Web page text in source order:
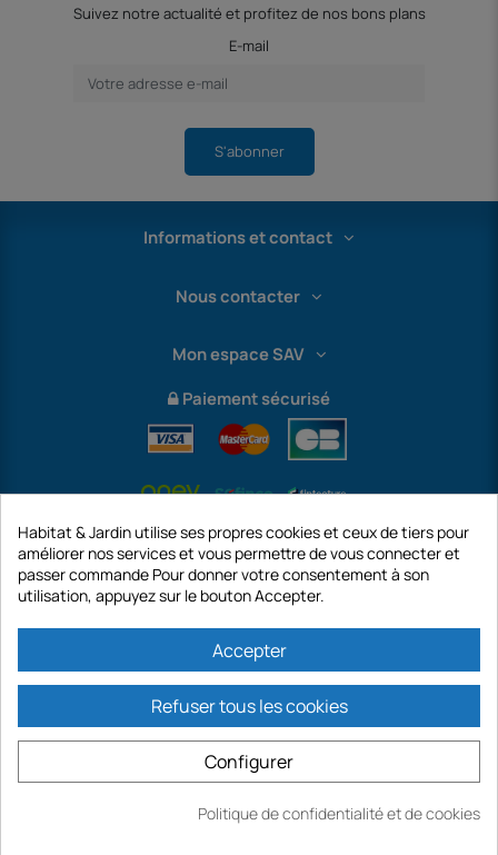
Suivez notre actualité et profitez de nos bons plans
E-mail
S'abonner
Informations et contact
Nous contacter
Mon espace SAV
Paiement sécurisé
International
capital de 187 203,29 €, 32 Rue de Paradis - PARIS 75010 (FRANCE).
GECODIS.SA créée le 04/11/1998 est une filiale de ODAYA HOLDING au capital
de 2.750.640,00 EURO.
TOUTES NOS PROMOTIONS SONT VALABLES DANS LA LIMITE DES STOCKS
DISPONIBLES
Habitat & Jardin utilise ses propres cookies et ceux de tiers pour
améliorer nos services et vous permettre de vous connecter et
passer commande Pour donner votre consentement à son
utilisation, appuyez sur le bouton Accepter.
Accepter
Refuser tous les cookies
Configurer
Politique de confidentialité et de cookies